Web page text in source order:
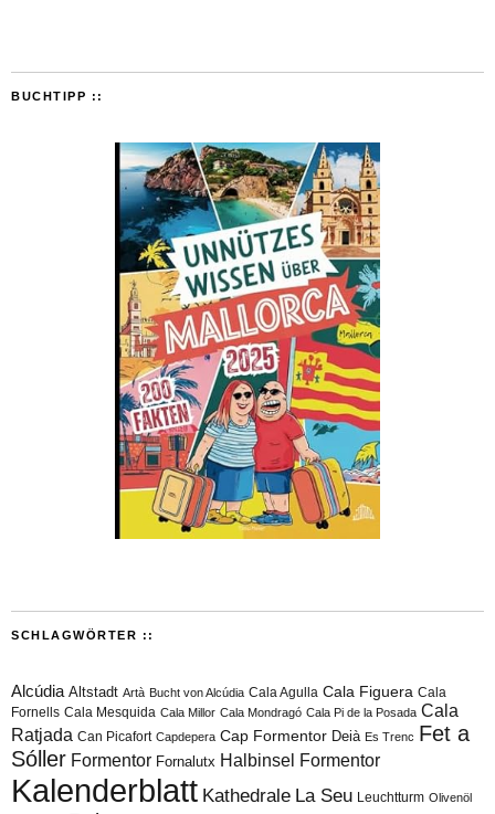
BUCHTIPP ::
SCHLAGWÖRTER ::
Alcúdia Altstadt Artà Bucht von Alcúdia Cala Agulla Cala Figuera Cala
Fornells Cala Mesquida Cala Millor Cala Mondragó Cala Pi de la Posada Cala
Ratjada Can Picafort Capdepera Cap Formentor Deià Es Trenc Fet a
Sóller Formentor Fornalutx Halbinsel Formentor
Kalenderblatt Kathedrale La Seu Leuchtturm Olivenöl